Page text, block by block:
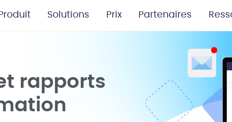
Produit Solutions Prix Partenaires
rapports